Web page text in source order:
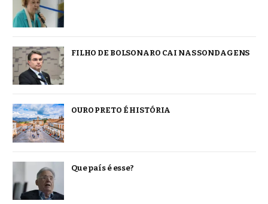
FILHO DE BOLSONARO CAI NAS SONDAGENS
OURO PRETO É HISTÓRIA
Que país é esse?